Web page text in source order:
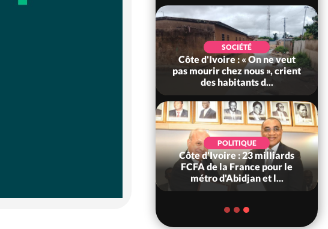
SOCIÉTÉ
Côte d'Ivoire : « On ne veut
pas mourir chez nous », crient
des habitants d...
POLITIQUE
Côte d'Ivoire : 23 milliards
FCFA de la France pour le
métro d'Abidjan et l...